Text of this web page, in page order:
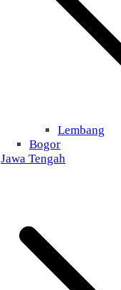
Lembang
Bogor
Jawa Tengah